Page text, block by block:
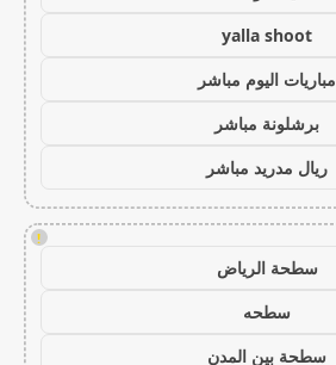
yalla shoot
مباريات اليوم مباشر
برشلونة مباشر
ريال مدريد مباشر
!
سطحة الرياض
سطحه
سطحة بين المدن